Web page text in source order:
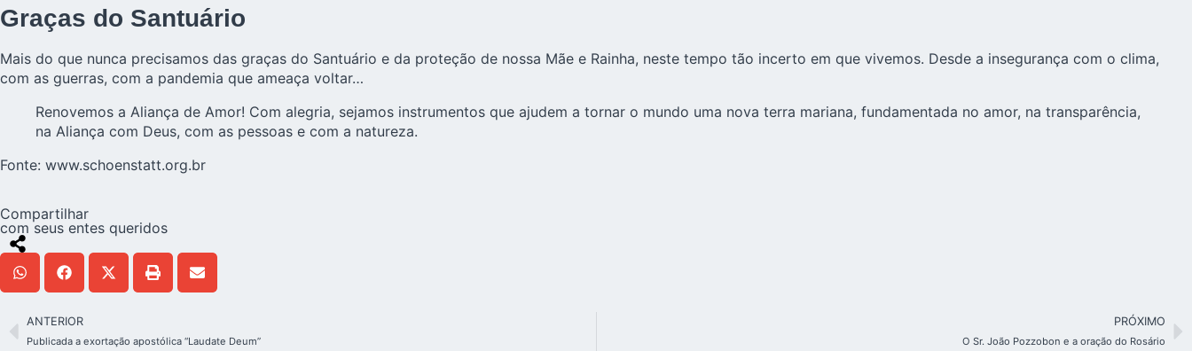
Graças do Santuário
Mais do que nunca precisamos das graças do Santuário e da proteção de nossa Mãe e Rainha, neste tempo tão incerto em que vivemos. Desde a insegurança com o clima,
com as guerras, com a pandemia que ameaça voltar…
Renovemos a Aliança de Amor! Com alegria, sejamos instrumentos que ajudem a tornar o mundo uma nova terra mariana, fundamentada no amor, na transparência,
na Aliança com Deus, com as pessoas e com a natureza.
Fonte: www.schoenstatt.org.br
Compartilhar
com seus entes queridos
ANTERIOR
Publicada a exortação apostólica “Laudate Deum”
PRÓXIMO
O Sr. João Pozzobon e a oração do Rosário